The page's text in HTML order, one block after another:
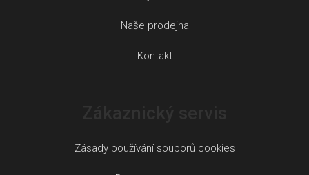
Naše prodejna
Kontakt
Zásady používání souborů cookies